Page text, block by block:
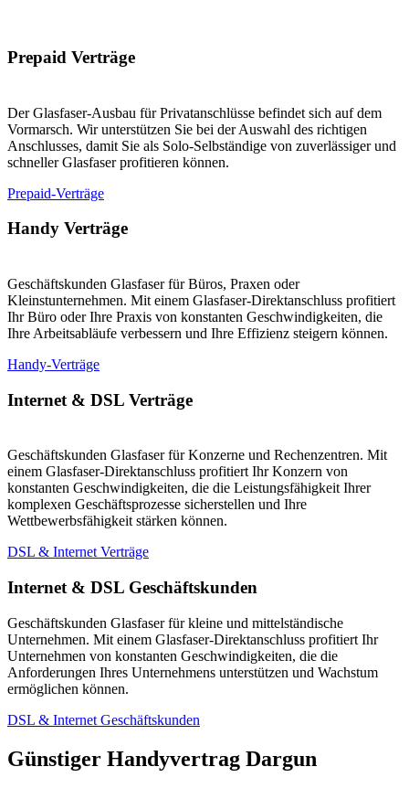
Prepaid Verträge
Der Glasfaser-Ausbau für Privatanschlüsse befindet sich auf dem
Vormarsch. Wir unterstützen Sie bei der Auswahl des richtigen
Anschlusses, damit Sie als Solo-Selbständige von zuverlässiger und
schneller Glasfaser profitieren können.
Prepaid-Verträge
Handy Verträge
Geschäftskunden Glasfaser für Büros, Praxen oder
Kleinstunternehmen. Mit einem Glasfaser-Direktanschluss profitiert
Ihr Büro oder Ihre Praxis von konstanten Geschwindigkeiten, die
Ihre Arbeitsabläufe verbessern und Ihre Effizienz steigern können.
Handy-Verträge
Internet & DSL Verträge
Geschäftskunden Glasfaser für Konzerne und Rechenzentren. Mit
einem Glasfaser-Direktanschluss profitiert Ihr Konzern von
konstanten Geschwindigkeiten, die die Leistungsfähigkeit Ihrer
komplexen Geschäftsprozesse sicherstellen und Ihre
Wettbewerbsfähigkeit stärken können.
DSL & Internet Verträge
Internet & DSL Geschäftskunden
Geschäftskunden Glasfaser für kleine und mittelständische
Unternehmen. Mit einem Glasfaser-Direktanschluss profitiert Ihr
Unternehmen von konstanten Geschwindigkeiten, die die
Anforderungen Ihres Unternehmens unterstützen und Wachstum
ermöglichen können.
DSL & Internet Geschäftskunden
Günstiger Handyvertrag Dargun